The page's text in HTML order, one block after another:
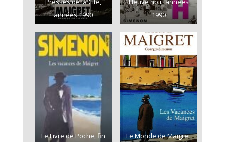
années 1990
1990
Le Livre de Poche, fin
Le Monde de Maigret,